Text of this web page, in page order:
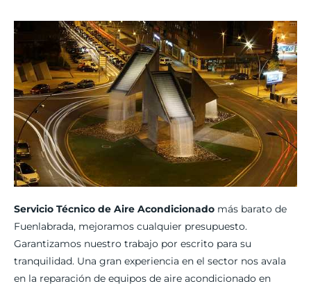
Servicio Técnico de Aire Acondicionado más barato de
Fuenlabrada, mejoramos cualquier presupuesto.
Garantizamos nuestro trabajo por escrito para su
tranquilidad. Una gran experiencia en el sector nos avala
en la reparación de equipos de aire acondicionado en